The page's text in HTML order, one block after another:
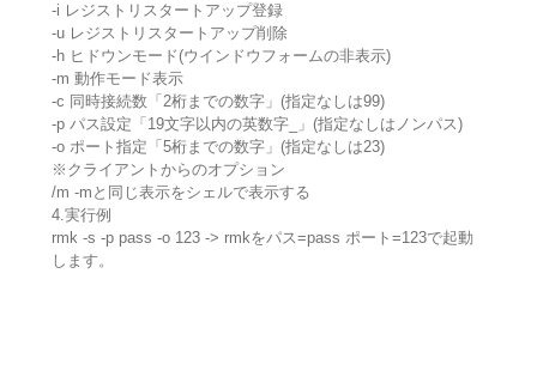
-i レジストリスタートアップ登録
-u レジストリスタートアップ削除
-h ヒドウンモード(ウインドウフォームの非表示)
-m 動作モード表示
-c 同時接続数「2桁までの数字」(指定なしは99)
-p パス設定「19文字以内の英数字_」(指定なしはノンパス)
-o ポート指定「5桁までの数字」(指定なしは23)
※クライアントからのオプション
/m -mと同じ表示をシェルで表示する
4.実行例
rmk -s -p pass -o 123 -> rmkをパス=pass ポート=123で起動
します。